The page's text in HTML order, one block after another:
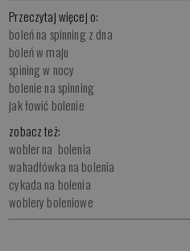
Przeczytaj więcej o:
boleń na spinning z dna
boleń w maju
spining w nocy
bolenie na spinning
jak łowić bolenie
zobacz też:
wobler na bolenia
wahadłówka na bolenia
cykada na bolenia
woblery boleniowe